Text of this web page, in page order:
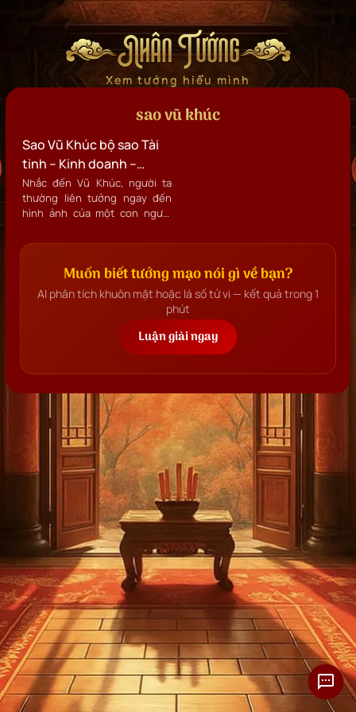
Nhân Tướng
Xem tướng hiểu mình
sao vũ khúc
Sao Vũ Khúc bộ sao Tài
tinh – Kinh doanh –
Quyền lực trong Tử Vi
Nhắc đến Vũ Khúc, người ta
thường liên tưởng ngay đến
hình ảnh của một con người
bán, có năng lực tạo ra của cải
của bản thân.Muốn biết tướng mạo nói gì về bạn?
AI phân tích khuôn mặt hoặc lá số tử vi — kết quả trong 1
phút
Luận giải ngay